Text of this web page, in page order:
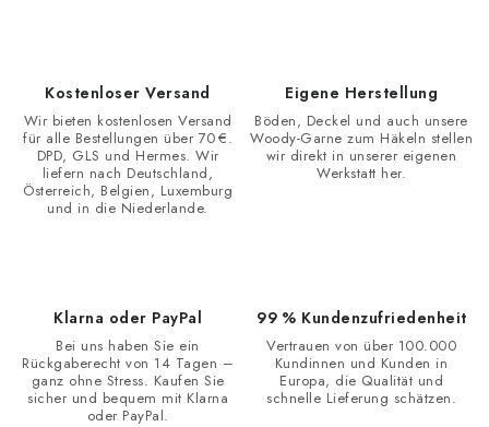
Kostenloser Versand
Wir bieten kostenlosen Versand
für alle Bestellungen über 70 €.
DPD, GLS und Hermes. Wir
liefern nach Deutschland,
Österreich, Belgien, Luxemburg
und in die Niederlande.
Eigene Herstellung
Böden, Deckel und auch unsere
Woody-Garne zum Häkeln stellen
wir direkt in unserer eigenen
Werkstatt her.
Klarna oder PayPal
Bei uns haben Sie ein
Rückgaberecht von 14 Tagen –
ganz ohne Stress. Kaufen Sie
sicher und bequem mit Klarna
oder PayPal.
99 % Kundenzufriedenheit
Vertrauen von über 100.000
Kundinnen und Kunden in
Europa, die Qualität und
schnelle Lieferung schätzen.